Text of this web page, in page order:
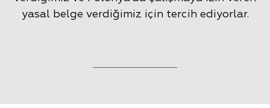
yasal belge verdiğimiz için tercih ediyorlar.